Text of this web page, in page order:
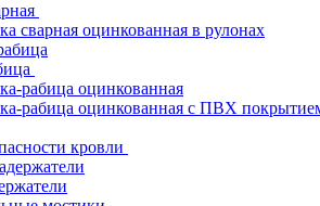
сварная оцинкованная в рулонах
рабица оцинкованная
рабица оцинкованная с ПВХ
кровли